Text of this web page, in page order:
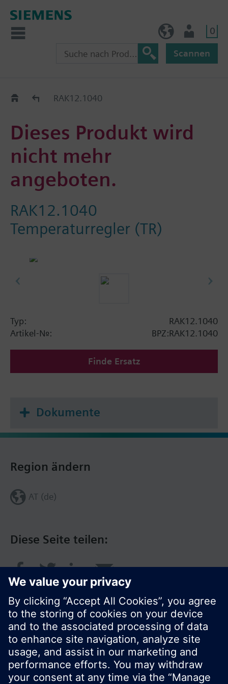
0
Scannen
Old2NewRAK12.1040
Dieses Produkt wird
nicht mehr
angeboten.
RAK12.1040
Temperaturregler (TR)
Typ:
RAK12.1040
Artikel-Nr.:
BPZ:RAK12.1040
Finde Ersatz
Dokumente
Diese Seite teilen:
Region ändern
AT (de)
© Siemens Schweiz AG 2016